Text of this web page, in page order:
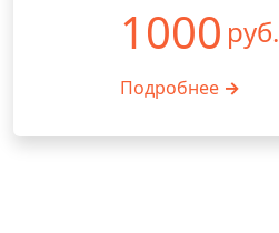
1000 руб.
Подробнее →